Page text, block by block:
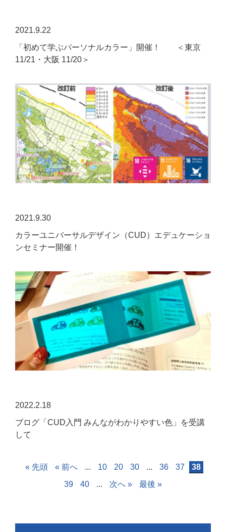
2021.9.22
「初めて学ぶパーソナルカラー」開催！ ＜東京
11/21・大阪 11/20＞
2021.9.30
カラーユニバーサルデザイン（CUD）エデュケーショ
ンセミナー開催！
2022.2.18
ブログ「CUD入門 みんながわかりやすい色」を受講
して
« 先頭 « 前へ ... 10 20 30 ... 36 37
38
39
40 ... 次へ » 最後 »